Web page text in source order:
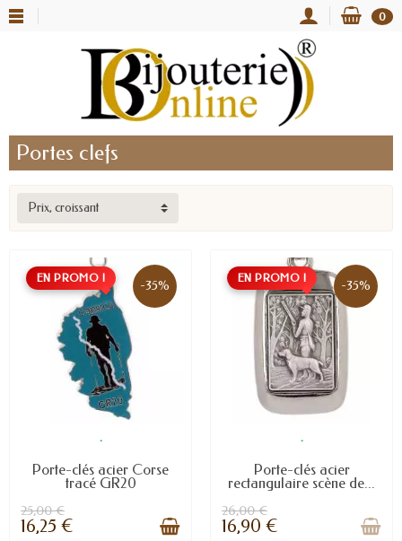
0
Portes clefs
Prix, croissant
EN PROMO ! -35%
.
Porte-clés acier Corse
tracé GR20
25,00 €
16,25 €
EN PROMO ! -35%
.
Porte-clés acier
rectangulaire scène de...
26,00 €
16,90 €